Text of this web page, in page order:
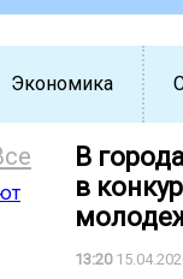
Экономика
В
в
13:20